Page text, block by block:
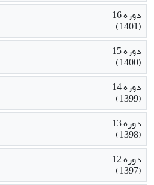
دوره 16
(1401)
دوره 15
(1400)
دوره 14
(1399)
دوره 13
(1398)
دوره 12
(1397)